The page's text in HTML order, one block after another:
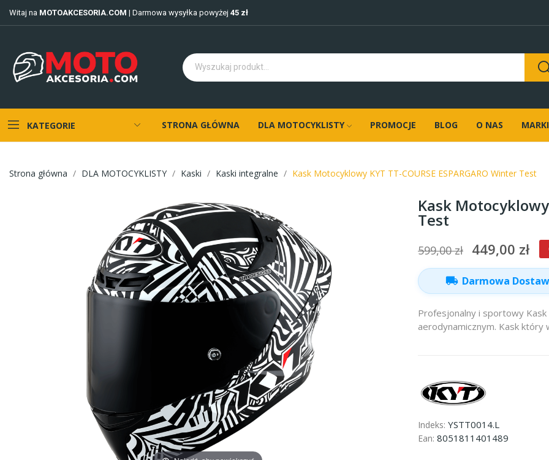
Witaj na MOTOAKCESORIA.COM | Darmowa wysyłka powyżej 45 zł
KATEGORIE STRONA GŁÓWNA DLA MOTOCYKLISTY PROMOCJE BLOG O NAS MARKI
Strona główna DLA MOTOCYKLISTY Kaski Kaski integralne Kask Motocyklowy KYT TT-COURSE ESPARGARO Winter Test
Kask Motocyklowy
Test
599,00 zł 449,00 zł
local_shipping Darmowa
Profesjonalny i sportowy
aerodynamicznym. Kask który
Indeks: YSTT0014.L
Ean: 8051811401489